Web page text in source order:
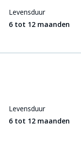
Levensduur
6 tot 12 maanden
Levensduur
6 tot 12 maanden